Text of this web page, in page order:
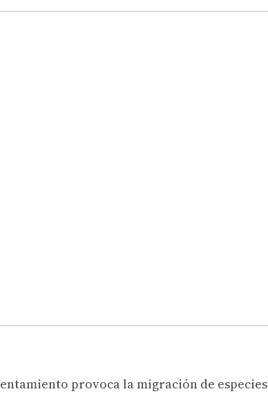
provoca la migración de especies